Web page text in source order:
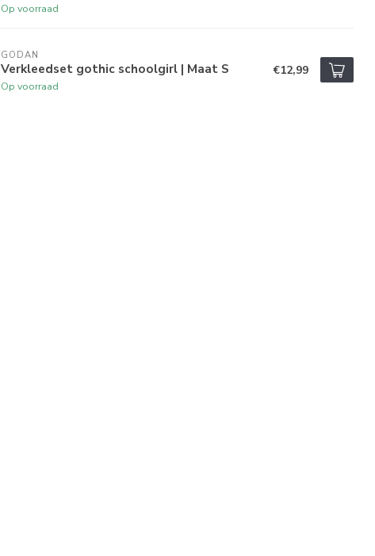
Op voorraad
GODAN
Verkleedset gothic schoolgirl | Maat S
Op voorraad
€12,99